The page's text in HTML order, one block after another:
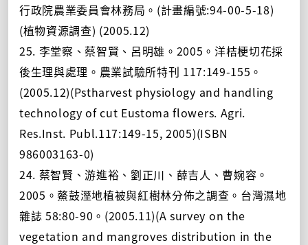
行政院農業委員會林務局。(計畫編號:94-00-5-18)
(植物資源調查) (2005.12)
25. 李堂察、蔡智賢、呂明雄。2005。洋桔梗切花採
後生理與處理。農業試驗所特刊 117:149-155。
(2005.12)(Pstharvest physiology and handling
technology of cut Eustoma flowers. Agri.
Res.Inst. Publ.117:149-15, 2005)(ISBN
986003163-0)
24. 蔡智賢、游進裕、劉正川、薛吉人、曹婉容。
2005。鰲鼓溼地植被與紅樹林分佈之調查。台灣濕地
雜誌 58:80-90。(2005.11)(A survey on the
vegetation and mangroves distribution in the